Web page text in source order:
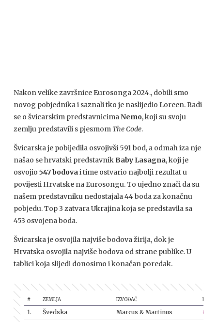
Nakon velike završnice Eurosonga 2024., dobili smo
novog pobjednika i saznali tko je naslijedio Loreen. Radi
se o švicarskim predstavnicimaNemo, koji su svoju
zemlju predstavili s pjesmom The Code.
Švicarska je pobijedila osvojivši 591 bod, a odmah iza nje
našao se hrvatski predstavnikBaby Lasagna, koji je
osvojio 547 bodovai time ostvario najbolji rezultat u
povijesti Hrvatske na Eurosongu. To ujedno znači da su
našem predstavniku nedostajala 44 boda za konačnu
pobjedu. Top 3 zatvara Ukrajina koja se predstavila sa
453 osvojena boda.
Švicarska je osvojila najviše bodova žirija, dok je
Hrvatska osvojila najviše bodova od strane publike. U
tablici koja slijedi donosimo i konačan poredak.
# ZEMLJA IZVOĐAČ
1. Švedska Marcus & Martinus